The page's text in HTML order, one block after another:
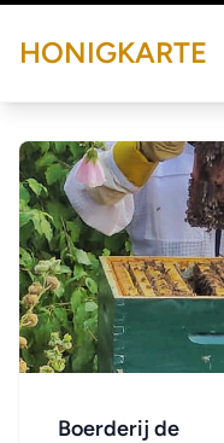
HONIGKARTE
Boerderij de